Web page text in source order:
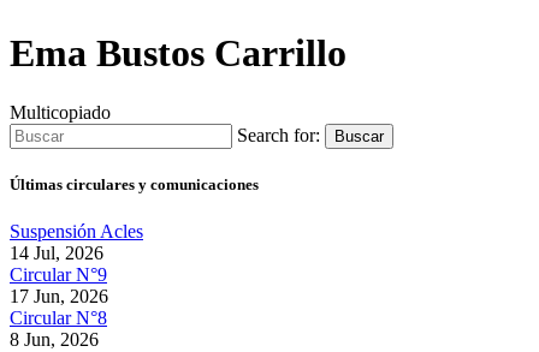
Ema Bustos Carrillo
Multicopiado
Search for:
Buscar
Últimas circulares y comunicaciones
Suspensión Acles
14 Jul, 2026
Circular N°9
17 Jun, 2026
Circular N°8
8 Jun, 2026